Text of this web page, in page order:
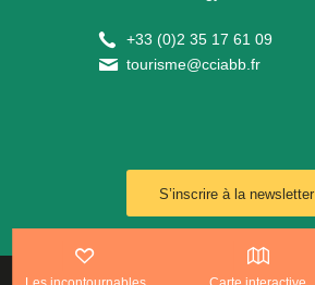
+33 (0)2 35 17 61 09
tourisme@cciabb.fr
S’inscrire à la newsletter